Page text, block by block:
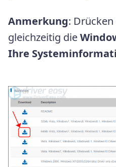
Anmerkung:
gleichzeitig die
Ihre